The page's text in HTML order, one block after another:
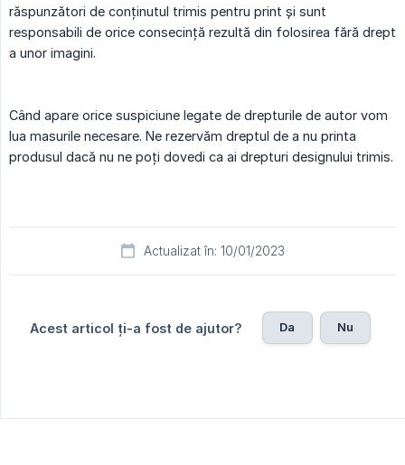
răspunzători de conținutul trimis pentru print și sunt
responsabili de orice consecință rezultă din folosirea fără drept
a unor imagini.
Când apare orice suspiciune legate de drepturile de autor vom
lua masurile necesare. Ne rezervăm dreptul de a nu printa
produsul dacă nu ne poți dovedi ca ai drepturi designului trimis.
Actualizat în: 10/01/2023
Acest articol ți-a fost de ajutor? Da Nu